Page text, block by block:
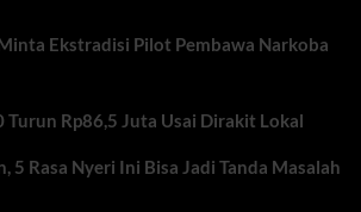
Ekstradisi Pilot Pembawa Narkoba
Turun Rp86,5 Juta Usai Dirakit Lokal
5 Rasa Nyeri Ini Bisa Jadi Tanda Masalah